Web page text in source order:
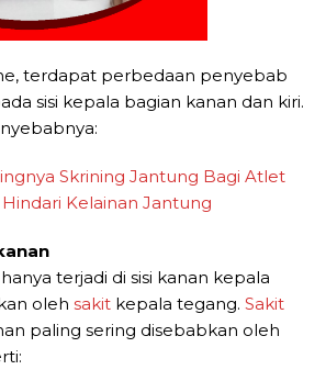
terdapat perbedaan penyebab
sisi kepala bagian kanan dan kiri.
Skrining Jantung Bagi Atlet
Kelainan Jantung
terjadi di sisi kanan kepala
oleh sakit kepala tegang. Sakit
paling sering disebabkan oleh